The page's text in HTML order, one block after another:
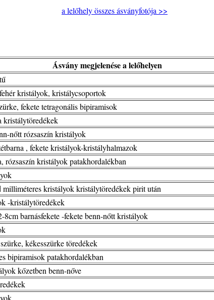
a lelőhely összes ásványfotója >>
Ásvány megjelenése a lelőhelyen
kristályok, kristálycsoportok
fekete tetragonális bipiramisok
kristálytöredékek
nőtt rózsaszín kristályok
, fekete kristályok-kristályhalmazok
rózsaszín kristályok patakhordalékban
milliméteres kristályok kristálytöredékek pirit után
-kristálytöredékek
barnásfekete -fekete benn-nőtt kristályok
kékesszürke töredékek
bipiramisok patakhordalékban
kőzetben benn-nőve